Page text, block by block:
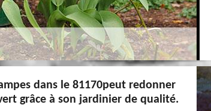
dans le 81170peut redonner
grâce à son jardinier de qualité.